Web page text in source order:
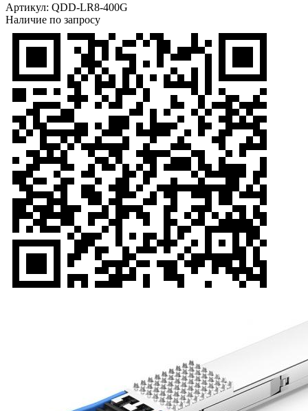
Артикул: QDD-LR8-400G
Наличие по запросу